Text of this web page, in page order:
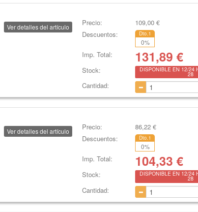
Ver detalles del artículo Precio: 109,00 €
Descuentos:
Dto.1
0%
Imp. Total: 131,89 €
Stock: DISPONIBLE EN 12/24
28
Cantidad:
Ver detalles del artículo Precio: 86,22 €
Descuentos:
Dto.1
0%
Imp. Total: 104,33 €
Stock: DISPONIBLE EN 12/24
28
Cantidad: